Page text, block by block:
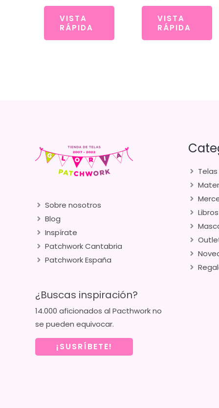
VISTA
RÁPIDA
VISTA
RÁPIDA
Sobre nosotros
Blog
Inspírate
Patchwork Cantabria
Patchwork España
¿Buscas inspiración?
14.000 aficionados al Pacthwork no
se pueden equivocar.
¡SUSRÍBETE!
Telas